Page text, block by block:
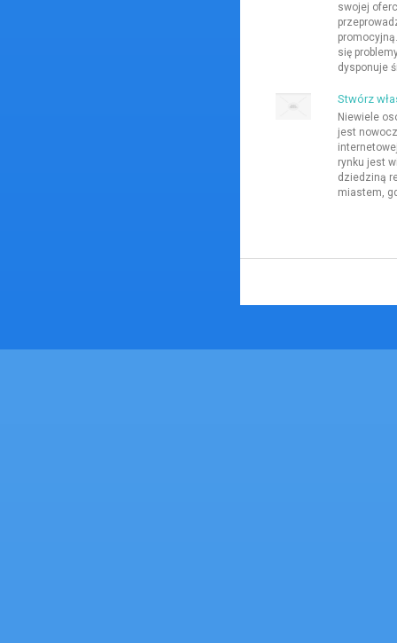
swojej
się
dysponuje
Stwórz
Niewiele
jest
rynku jest
dziedziną
miastem,